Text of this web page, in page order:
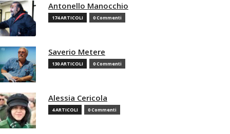
Antonello Manocchio
174 ARTICOLI 0 Commenti
Saverio Metere
130 ARTICOLI 0 Commenti
Alessia Cericola
4 ARTICOLI 0 Commenti